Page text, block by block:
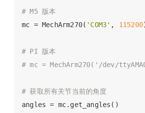
# M5 版本
mc = MechArm270( 'COM3' , 115200
# PI 版本
# mc = MechArm270('/dev/
# 获取所有关节当前的角度
angles = mc.get_angles()